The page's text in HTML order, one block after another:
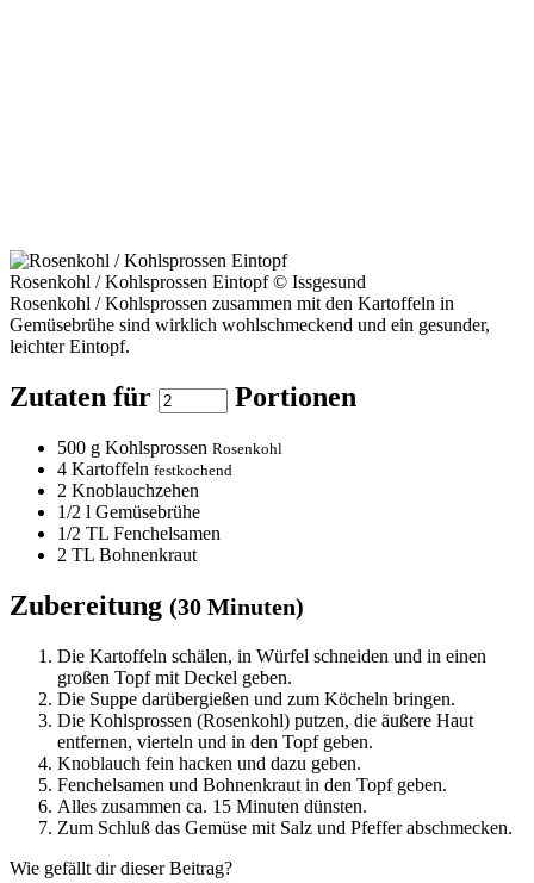
Rosenkohl / Kohlsprossen Eintopf © Issgesund
Rosenkohl / Kohlsprossen zusammen mit den Kartoffeln in
Gemüsebrühe sind wirklich wohlschmeckend und ein gesunder,
leichter Eintopf.
Zutaten für Portionen
500 g Kohlsprossen Rosenkohl
4 Kartoffeln festkochend
2 Knoblauchzehen
1/2 l Gemüsebrühe
1/2 TL Fenchelsamen
2 TL Bohnenkraut
Zubereitung (30 Minuten)
Die Kartoffeln schälen, in Würfel schneiden und in einen
großen Topf mit Deckel geben.
Die Suppe darübergießen und zum Köcheln bringen.
Die Kohlsprossen (Rosenkohl) putzen, die äußere Haut
entfernen, vierteln und in den Topf geben.
Knoblauch fein hacken und dazu geben.
Fenchelsamen und Bohnenkraut in den Topf geben.
Alles zusammen ca. 15 Minuten dünsten.
Zum Schluß das Gemüse mit Salz und Pfeffer abschmecken.
Wie gefällt dir dieser Beitrag?